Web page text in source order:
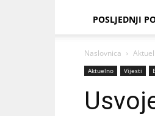
POSLJEDNJI
Naslovnica
Aktuelno Vijesti